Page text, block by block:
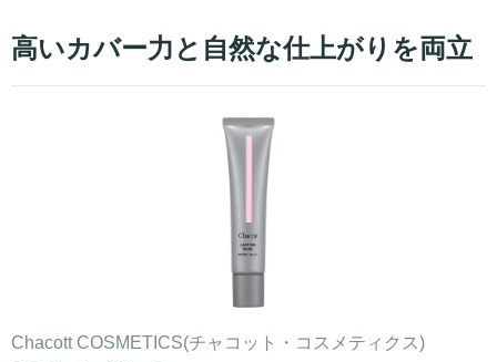
高いカバー力と自然な仕上がりを両立
Chacott COSMETICS(チャコット・コスメティクス)